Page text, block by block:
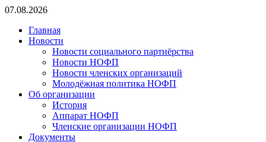
Перейти
содержимому
07.08.2026
Главная
Новости
Новости социального партнёрства
Новости НОФП
Новости членских организаций
Молодёжная политика НОФП
Об организации
История
Аппарат НОФП
Членские организации НОФП
Документы